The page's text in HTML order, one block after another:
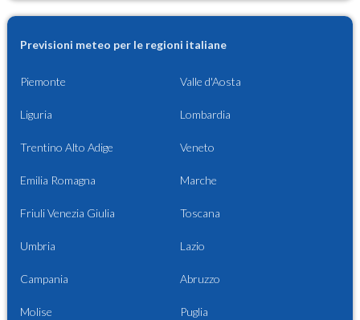
Previsioni meteo per le regioni italiane
Piemonte Valle d'Aosta
Liguria Lombardia
Trentino Alto Adige Veneto
Emilia Romagna Marche
Friuli Venezia Giulia Toscana
Umbria Lazio
Campania Abruzzo
Molise Puglia